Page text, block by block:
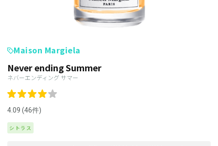
Maison Margiela
Never ending Summer
ネバーエンディング サマー
4.09 (46件)
シトラス